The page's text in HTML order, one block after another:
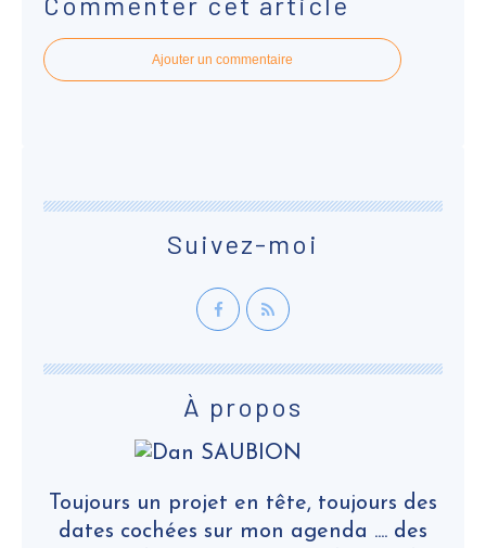
Ajouter un commentaire
Suivez-moi
À propos
Toujours un projet en tête, toujours des
dates cochées sur mon agenda .... des